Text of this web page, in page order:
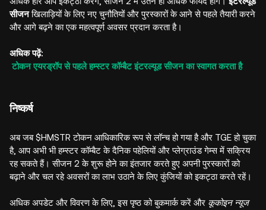
सीजनखिलाड़ियों के लिए नए चुनौतियों और पुरस्कारों के आने से पहले तैयारी करने
और आगे बढ़ने का एक महत्वपूर्ण अवसर प्रदान करता है।
अधिक पढ़ें:
टोकन एयरड्रॉप से पहले हम्स्टर कॉम्बैट इंटरल्यूड सीजन का स्वागत करता है
निष्कर्ष
अब जब $HMSTR टोकन आधिकारिक रूप से लॉन्च हो गया है और TGE हो चुका
है, आप अभी भी हम्स्टर कॉम्बैट के दैनिक पहेलियों और प्लेग्राउंड गेम्स में सक्रिय
रह सकते हैं। सीजन 2 के शुरू होने का इंतजार करते हुए अपनी पुरस्कारों को
बढ़ाने और चल रहे अवसरों का लाभ उठाने के लिए कुंजियों को इकट्ठा करते रहें।
अधिक अपडेट और विवरण के लिए, इस पृष्ठ को बुकमार्क करें और कूकोइन न्यूज